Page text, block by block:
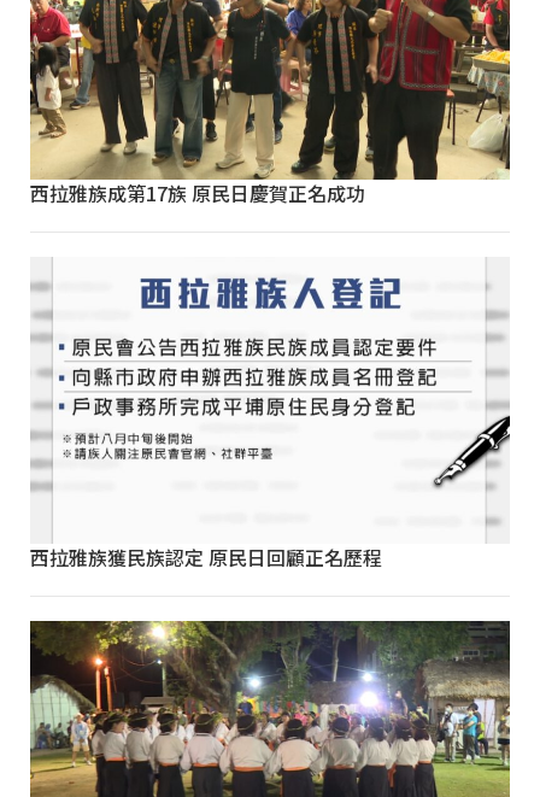
西拉雅族成第17族 原民日慶賀正名成功
西拉雅族獲民族認定 原民日回顧正名歷程